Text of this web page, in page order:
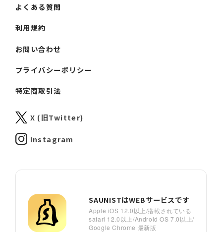
よくある質問
利用規約
お問い合わせ
プライバシーポリシー
特定商取引法
X (旧Twitter)
Instagram
SAUNISTはWEBサービスです
Apple iOS 12.0以上/搭載されている
safari 12.0以上/Android OS 7.0以上/
Google Chrome 最新版